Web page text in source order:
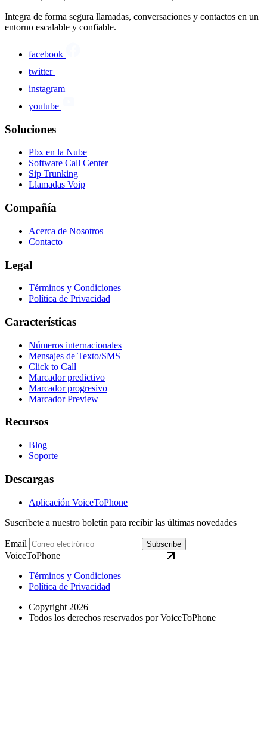
Integra de forma segura llamadas, conversaciones y contactos en un
entorno escalable y confiable.
facebook
twitter
instagram
youtube
Soluciones
Pbx en la Nube
Software Call Center
Sip Trunking
Llamadas Voip
Compañía
Acerca de Nosotros
Contacto
Legal
Términos y Condiciones
Política de Privacidad
Características
Números internacionales
Mensajes de Texto/SMS
Click to Call
Marcador predictivo
Marcador progresivo
Marcador Preview
Recursos
Blog
Soporte
Descargas
Aplicación VoiceToPhone
Suscríbete a nuestro boletín para recibir las últimas novedades
Email Subscribe
VoiceToPhone
Términos y Condiciones
Política de Privacidad
Copyright 2026
Todos los derechos reservados por VoiceToPhone